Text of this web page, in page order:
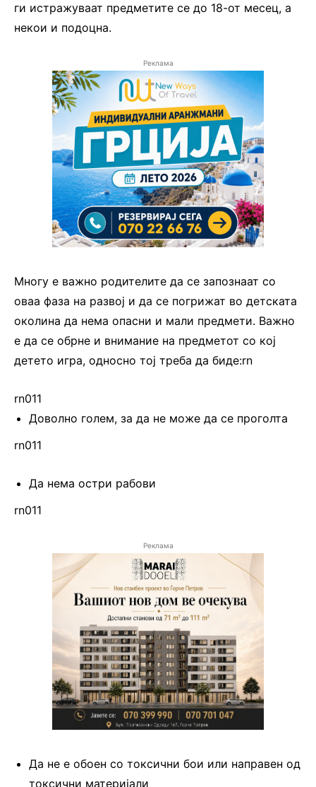
ги истражуваат предметите се до 18-от месец, а
некои и подоцна.
Реклама
Многу е важно родителите да се запознаат со
оваа фаза на развој и да се погрижат во детската
околина да нема опасни и мали предмети. Важно
е да се обрне и внимание на предметот со кој
детето игра, односно тој треба да биде:rn
rn011
Доволно голем, за да не може да се проголта
rn011
Да нема остри рабови
rn011
Реклама
Да не е обоен со токсични бои или направен од
токсични материјали